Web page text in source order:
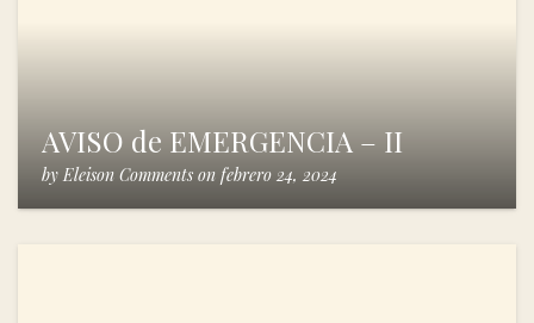
AVISO de EMERGENCIA – II
by Eleison Comments on febrero 24, 2024